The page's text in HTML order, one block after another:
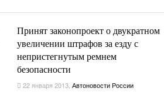
Принят законопроект о двукратном
увеличении штрафов за езду с
непристегнутым ремнем
безопасности
22 января 2013, Автоновости России